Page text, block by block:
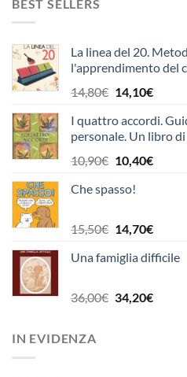
BEST SELLERS
La linea del 20.
l'apprendimento del
14,80€ Il
originale
era:
14,80€.
14,10€Il
è:
14,10€.
I quattro accordi.
personale. Un libro
10,90€ Il
originale
10,90€.
10,40€Il
10,40€.
Che spasso!
15,50€ Il
originale
15,50€.
14,70€Il
attuale
14,70€.
Una famiglia difficile
36,00€ Il
34,20€Il
IN EVIDENZA